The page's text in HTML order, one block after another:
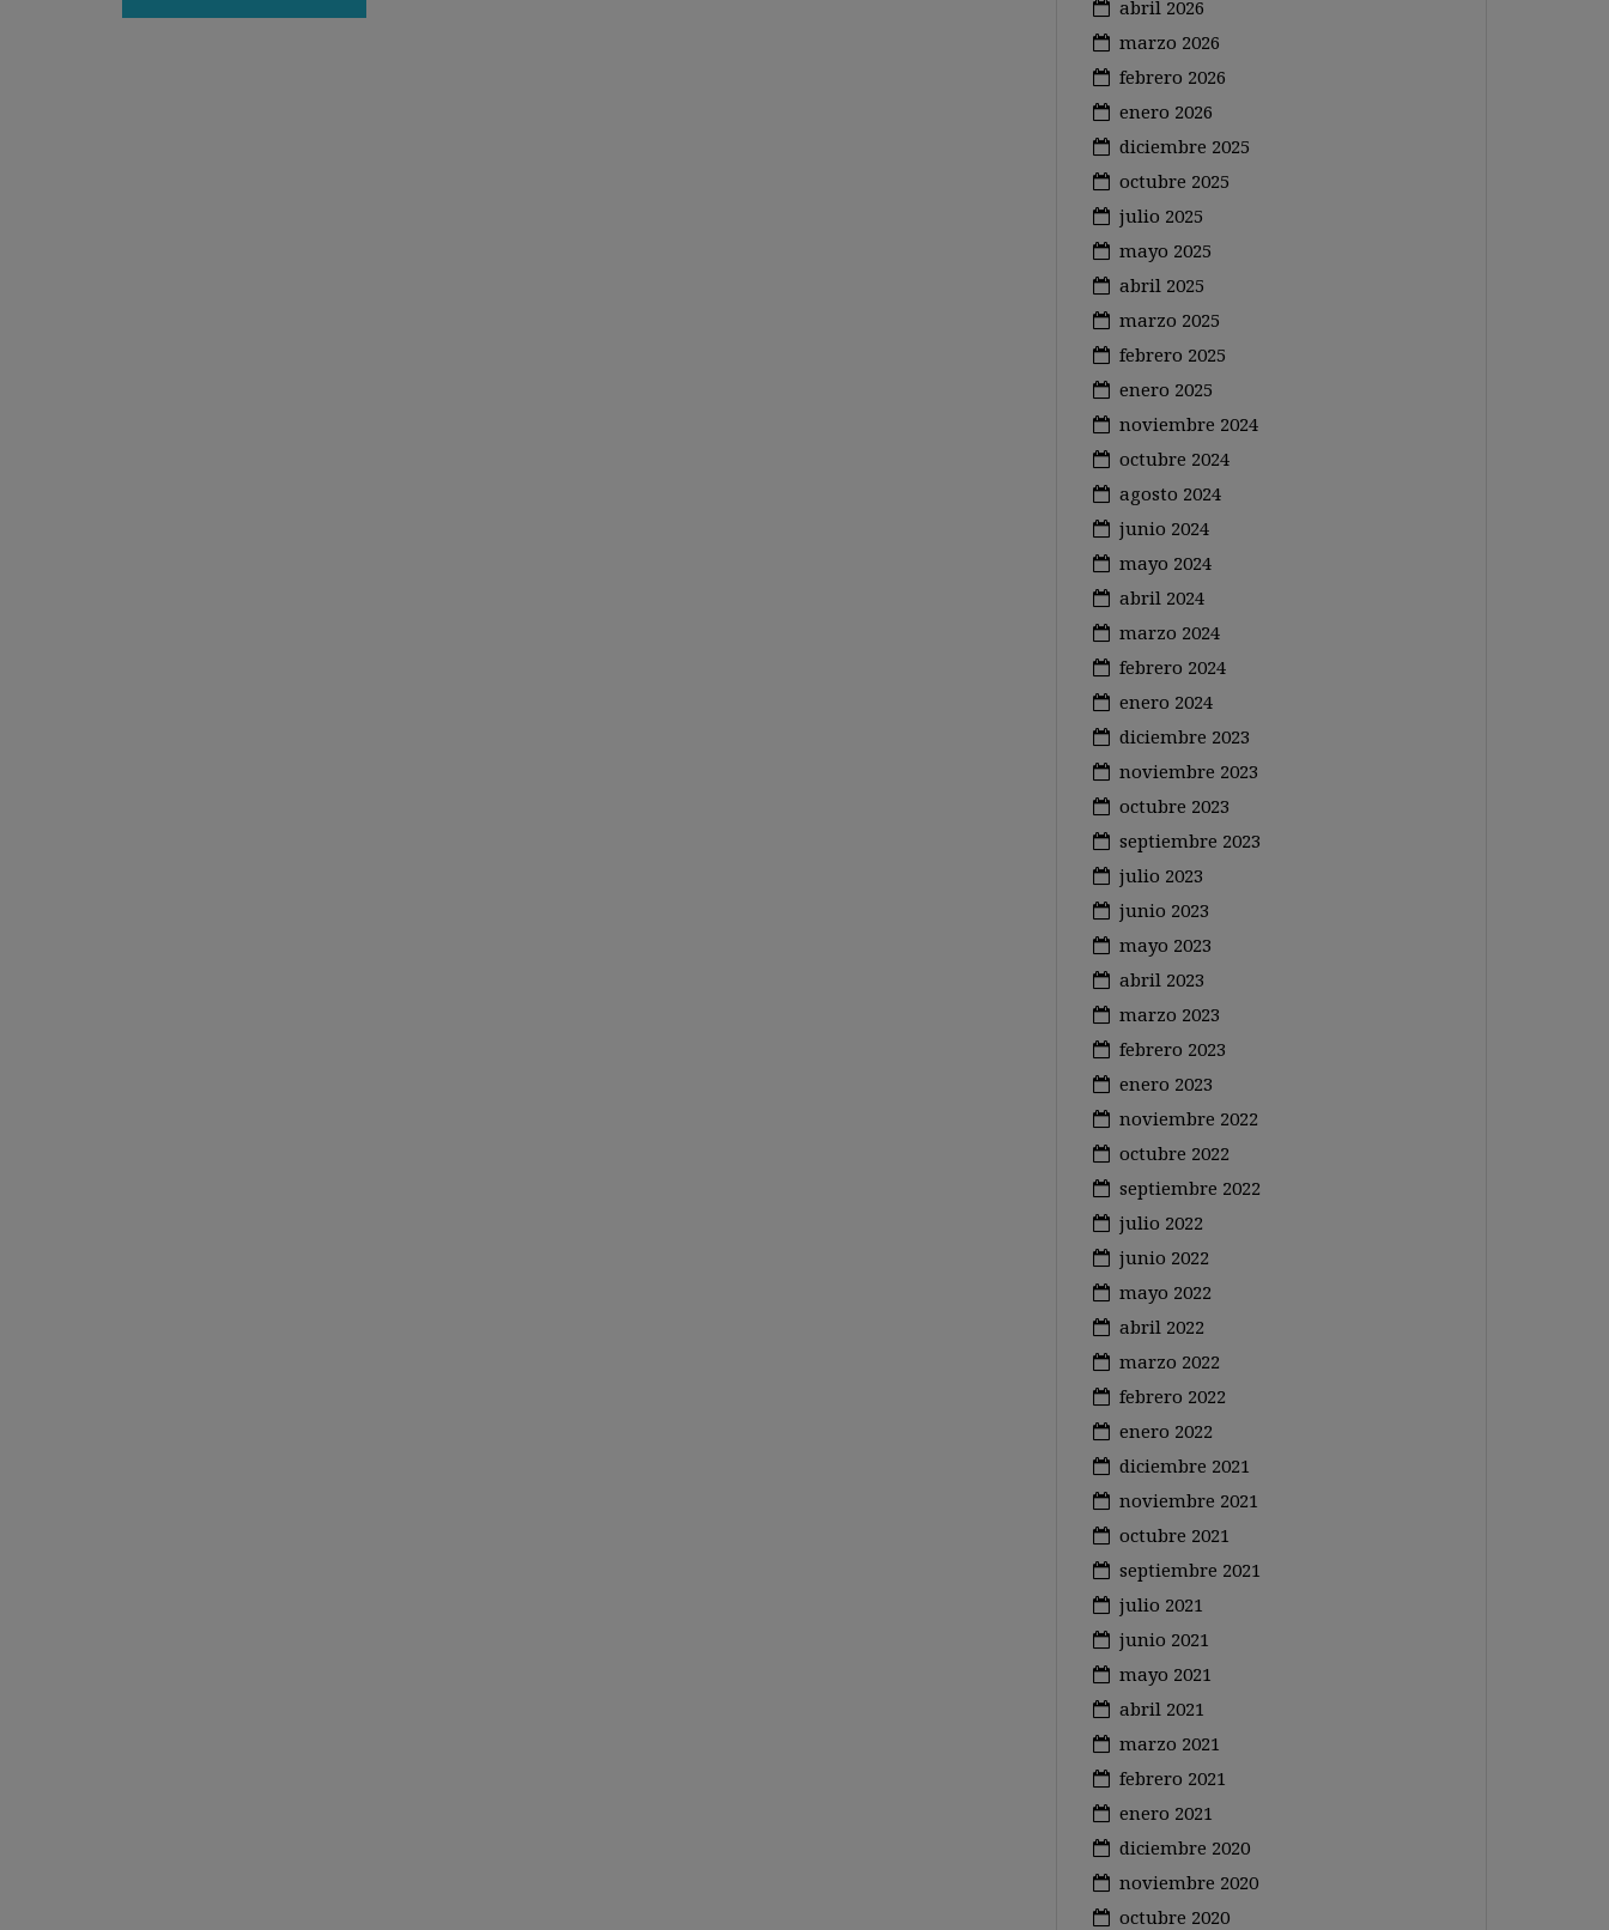
abril 2026
marzo 2026
febrero 2026
enero 2026
diciembre 2025
octubre 2025
julio 2025
mayo 2025
abril 2025
marzo 2025
febrero 2025
enero 2025
noviembre 2024
octubre 2024
agosto 2024
junio 2024
mayo 2024
abril 2024
marzo 2024
febrero 2024
enero 2024
diciembre 2023
noviembre 2023
octubre 2023
septiembre 2023
julio 2023
junio 2023
mayo 2023
abril 2023
marzo 2023
febrero 2023
enero 2023
noviembre 2022
octubre 2022
septiembre 2022
julio 2022
junio 2022
mayo 2022
abril 2022
marzo 2022
febrero 2022
enero 2022
diciembre 2021
noviembre 2021
octubre 2021
septiembre 2021
julio 2021
junio 2021
mayo 2021
abril 2021
marzo 2021
febrero 2021
enero 2021
diciembre 2020
noviembre 2020
octubre 2020